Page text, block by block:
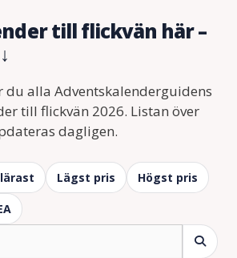
till flickvän här –
du alla Adventskalenderguidens
till flickvän 2026. Listan över
dagligen.
Lägst pris Högst pris